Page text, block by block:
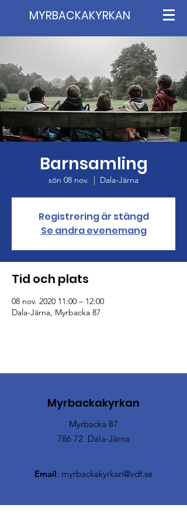
MYRBACKAKYRKAN
Barnsamling
sön 08 nov.
  |
Dala-Järna
Registrering är stängd
Se andra evenemang
Tid och plats
08 nov. 2020 11:00 – 12:00
Dala-Järna, Myrbacka 87
Myrbackakyrkan
Myrbacka 87
786 72 Dala-Järna
Email: myrbackakyrkan@vdf.se